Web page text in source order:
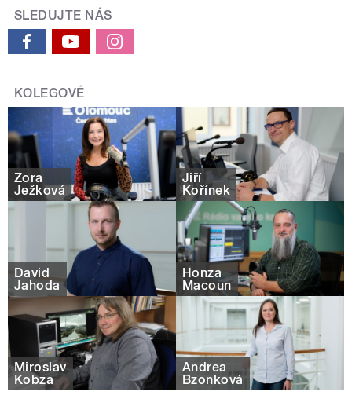
SLEDUJTE NÁS
KOLEGOVÉ
Zora
Ježková
Jiří
Kořínek
David
Jahoda
Honza
Macoun
Miroslav
Kobza
Andrea
Bzonková